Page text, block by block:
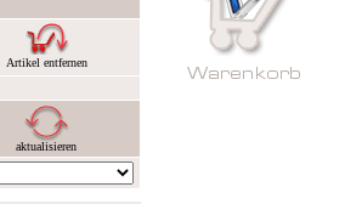
Artikel entfernen
aktualisieren